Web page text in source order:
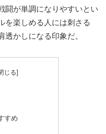
闘が単調になりやすいとい
を楽しめる人には刺さる
透かしになる印象だ。
すめ